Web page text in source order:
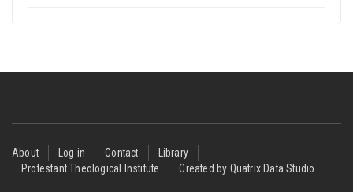
Footer
menu
About Log in Contact
Library
Protestant Theological Institute
Created by Quatrix Data Studio